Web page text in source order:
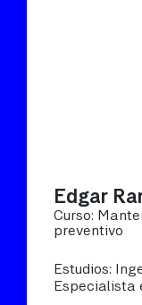
Edgar
Curso:
preventivo
Estudios:
Especialista